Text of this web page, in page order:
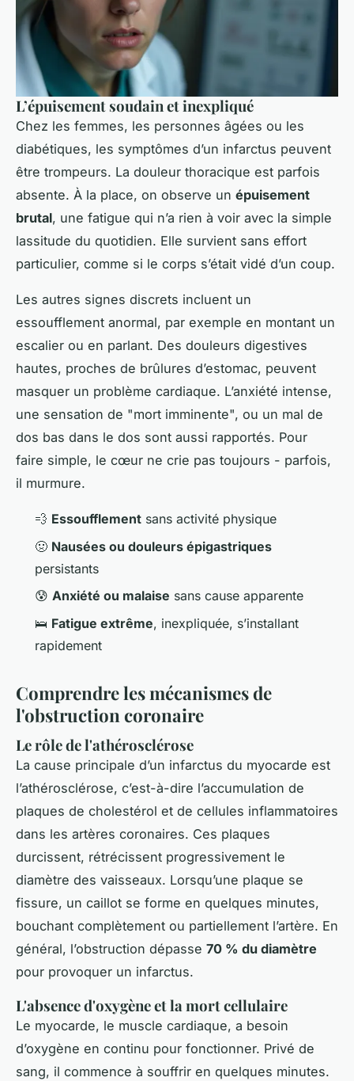
L’épuisement soudain et inexpliqué
Chez les femmes, les personnes âgées ou les
diabétiques, les symptômes d’un infarctus peuvent
être trompeurs. La douleur thoracique est parfois
absente. À la place, on observe un épuisement
brutal, une fatigue qui n’a rien à voir avec la simple
lassitude du quotidien. Elle survient sans effort
particulier, comme si le corps s’était vidé d’un coup.
Les autres signes discrets incluent un
essoufflement anormal, par exemple en montant un
escalier ou en parlant. Des douleurs digestives
hautes, proches de brûlures d’estomac, peuvent
masquer un problème cardiaque. L’anxiété intense,
une sensation de "mort imminente", ou un mal de
dos bas dans le dos sont aussi rapportés. Pour
faire simple, le cœur ne crie pas toujours - parfois,
il murmure.
💨 Essoufflement sans activité physique
🤢 Nausées ou douleurs épigastriques
persistants
😰 Anxiété ou malaise sans cause apparente
🛌 Fatigue extrême, inexpliquée, s’installant
rapidement
Comprendre les mécanismes de
l'obstruction coronaire
Le rôle de l'athérosclérose
La cause principale d’un infarctus du myocarde est
l’athérosclérose, c’est-à-dire l’accumulation de
plaques de cholestérol et de cellules inflammatoires
dans les artères coronaires. Ces plaques
durcissent, rétrécissent progressivement le
diamètre des vaisseaux. Lorsqu’une plaque se
fissure, un caillot se forme en quelques minutes,
bouchant complètement ou partiellement l’artère. En
général, l’obstruction dépasse 70 % du diamètre
pour provoquer un infarctus.
L'absence d'oxygène et la mort cellulaire
Le myocarde, le muscle cardiaque, a besoin
d’oxygène en continu pour fonctionner. Privé de
sang, il commence à souffrir en quelques minutes.